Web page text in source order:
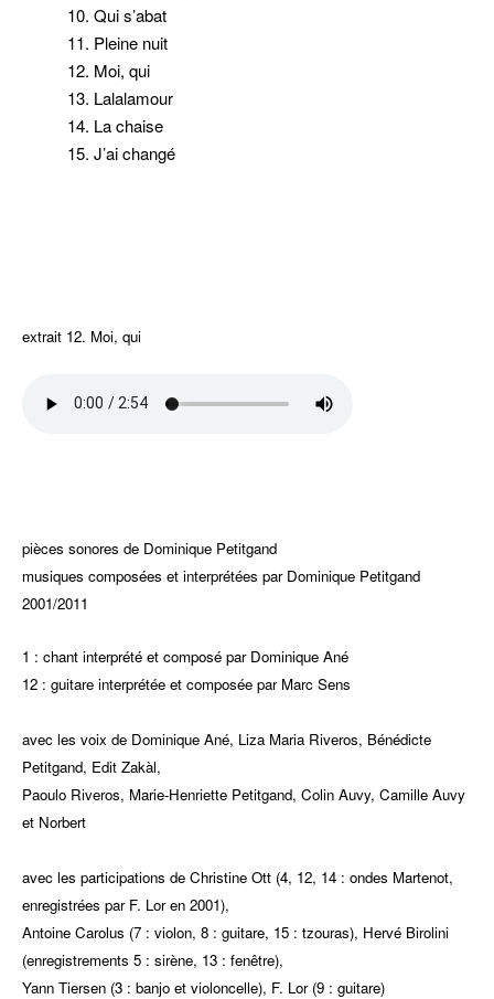
10. Qui s’abat
11. Pleine nuit
12. Moi, qui
13. Lalalamour
14. La chaise
15. J’ai changé
extrait 12. Moi, qui
pièces sonores de Dominique Petitgand
musiques composées et interprétées par Dominique Petitgand
2001/2011
1 : chant interprété et composé par Dominique Ané
12 : guitare interprétée et composée par Marc Sens
avec les voix de Dominique Ané, Liza Maria Riveros, Bénédicte
Petitgand, Edit Zakàl,
Paoulo Riveros, Marie-Henriette Petitgand, Colin Auvy, Camille Auvy
et Norbert
avec les participations de Christine Ott (4, 12, 14 : ondes Martenot,
enregistrées par F. Lor en 2001),
Antoine Carolus (7 : violon, 8 : guitare, 15 : tzouras), Hervé Birolini
(enregistrements 5 : sirène, 13 : fenêtre),
Yann Tiersen (3 : banjo et violoncelle), F. Lor (9 : guitare)